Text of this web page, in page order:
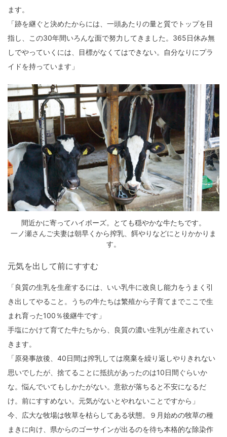
ます。
「跡を継ぐと決めたからには、一頭あたりの量と質でトップを目
指し、この30年間いろんな面で努力してきました。365日休み無
しでやっていくには、目標がなくてはできない。自分なりにプラ
イドを持っています」
間近かに寄ってハイポーズ。とても穏やかな牛たちです。
一ノ瀬さんご夫妻は朝早くから搾乳、餌やりなどにとりかかりま
す。
元気を出して前にすすむ
「良質の生乳を生産するには、いい乳牛に改良し能力をうまく引
き出してやること。うちの牛たちは繁殖から子育てまでここで生
まれ育った100％後継牛です」
手塩にかけて育てた牛たちから、良質の濃い生乳が生産されてい
きます。
「原発事故後、40日間は搾乳しては廃棄を繰り返しやりきれない
思いでしたが、捨てることに抵抗があったのは10日間ぐらいか
な。悩んでいてもしかたがない。意欲が落ちると不安になるだ
け。前にすすめない。元気がないとやれないことですから」
今、広大な牧場は牧草を枯らしてある状態。９月始めの牧草の種
まきに向け、県からのゴーサインが出るのを待ち本格的な除染作